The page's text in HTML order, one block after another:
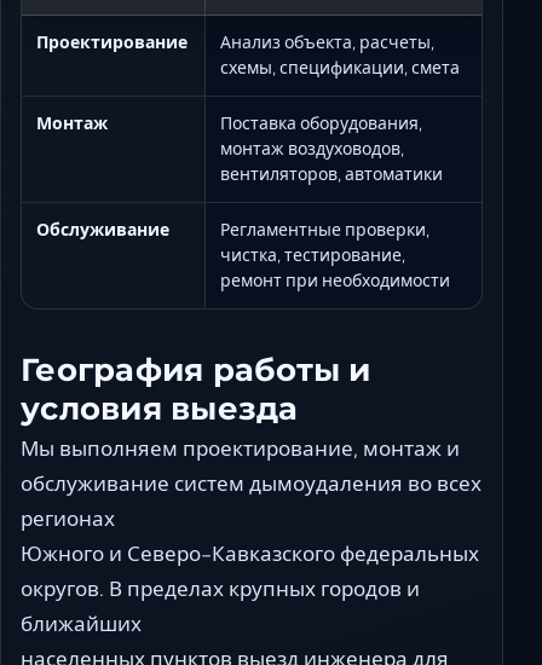
Проектирование
Анализ объекта, расчеты,
схемы, спецификации, смета
Монтаж
Поставка оборудования,
монтаж воздуховодов,
вентиляторов, автоматики
Обслуживание
Регламентные проверки,
чистка, тестирование,
ремонт при необходимости
География работы и
условия выезда
Мы выполняем проектирование, монтаж и
обслуживание систем дымоудаления во всех
регионах
Южного и Северо-Кавказского федеральных
округов. В пределах крупных городов и
ближайших
населенных пунктов выезд инженера для